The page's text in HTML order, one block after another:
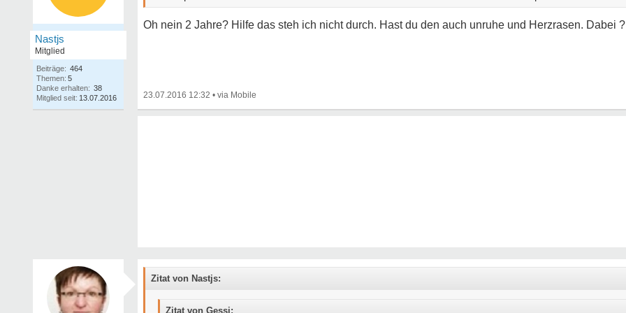
Nastjs
Mitglied
Beiträge: 464
Themen: 5
Danke erhalten: 38
Mitglied seit: 13.07.2016
Oh nein 2 Jahre? Hilfe das steh ich nicht durch. Hast du den auch unruhe und Herzrasen. Dabei ?
23.07.2016 12:32 •
Zitat von Nastjs:
Zitat von Gessi: